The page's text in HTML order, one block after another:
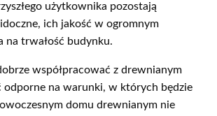
użytkownika pozostają
ich jakość w ogromnym
na trwałość budynku.
współpracować z drewnianym
odporne na warunki, w których będzie
domu drewnianym nie